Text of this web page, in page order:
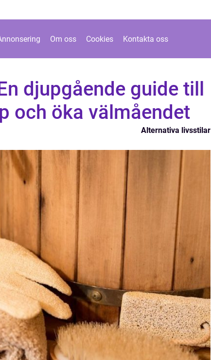
Om oss Cookies Kontakta oss
djupgående guide till
och öka välmåendet
Alternativa livsstilar